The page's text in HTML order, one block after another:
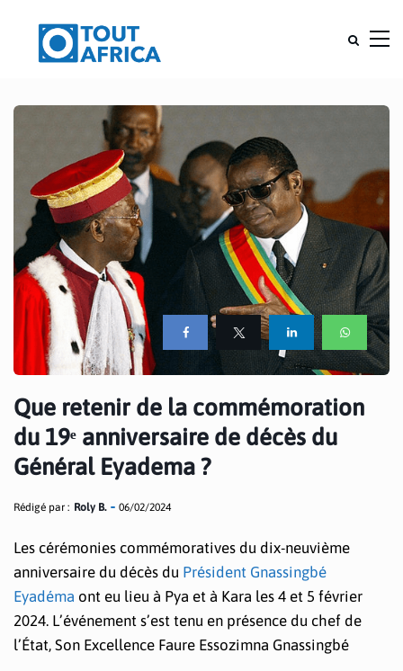
Que retenir de la commémoration
du 19ᵉ anniversaire de décès du
Général Eyadema ?
Rédigé par : Roly B. 06/02/2024
Les cérémonies commémoratives du dix-neuvième
anniversaire du décès du Président Gnassingbé
Eyadéma ont eu lieu à Pya et à Kara les 4 et 5 février
2024. L’événement s’est tenu en présence du chef de
l’État, Son Excellence Faure Essozimna Gnassingbé